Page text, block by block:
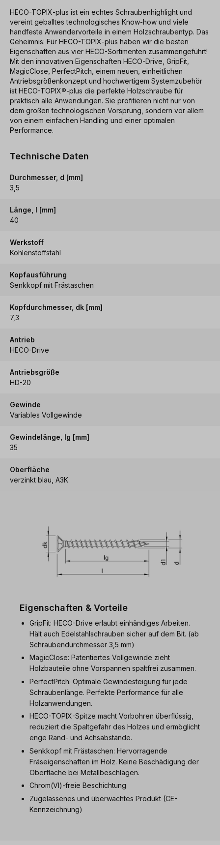
HECO-TOPIX-plus ist ein echtes Schraubenhighlight und
vereint geballtes technologisches Know-how und viele
handfeste Anwendervorteile in einem Holzschraubentyp. Das
Geheimnis: Für HECO-TOPIX-plus haben wir die besten
Eigenschaften aus vier HECO-Sortimenten zusammengeführt!
Mit den innovativen Eigenschaften HECO-Drive, GripFit,
MagicClose, PerfectPitch, einem neuen, einheitlichen
Antriebsgrößenkonzept und hochwertigem Systemzubehör
ist HECO-TOPIX®-plus die perfekte Holzschraube für
praktisch alle Anwendungen. Sie profitieren nicht nur von
dem großen technologischen Vorsprung, sondern vor allem
von einem einfachen Handling und einer optimalen
Performance.
Technische Daten
Durchmesser, d [mm]
3,5
Länge, l [mm]
40
Werkstoff
Kohlenstoffstahl
Kopfausführung
Senkkopf mit Frästaschen
Kopfdurchmesser, dk [mm]
7,3
Antrieb
HECO-Drive
Antriebsgröße
HD-20
Gewinde
Variables Vollgewinde
Gewindelänge, lg [mm]
35
Oberfläche
verzinkt blau, A3K
Eigenschaften & Vorteile
GripFit: HECO-Drive erlaubt einhändiges Arbeiten.
Hält auch Edelstahlschrauben sicher auf dem Bit. (ab
Schraubendurchmesser 3,5 mm)
MagicClose: Patentiertes Vollgewinde zieht
Holzbauteile ohne Vorspannen spaltfrei zusammen.
PerfectPitch: Optimale Gewindesteigung für jede
Schraubenlänge. Perfekte Performance für alle
Holzanwendungen.
HECO-TOPIX-Spitze macht Vorbohren überflüssig,
reduziert die Spaltgefahr des Holzes und ermöglicht
enge Rand- und Achsabstände.
Senkkopf mit Frästaschen: Hervorragende
Fräseigenschaften im Holz. Keine Beschädigung der
Oberfläche bei Metallbeschlägen.
Chrom(VI)-freie Beschichtung
Zugelassenes und überwachtes Produkt (CE-
Kennzeichnung)